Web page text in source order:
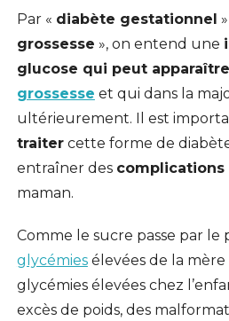
Par « diabète gestationnel
grossesse », on entend une
glucose qui peut
grossesse et qui dans la
ultérieurement. Il est
traitercette forme de
entraîner des complications
maman.
Comme le sucre passe par le
glycémiesélevées de la
glycémies élevées chez
excès de poids, des